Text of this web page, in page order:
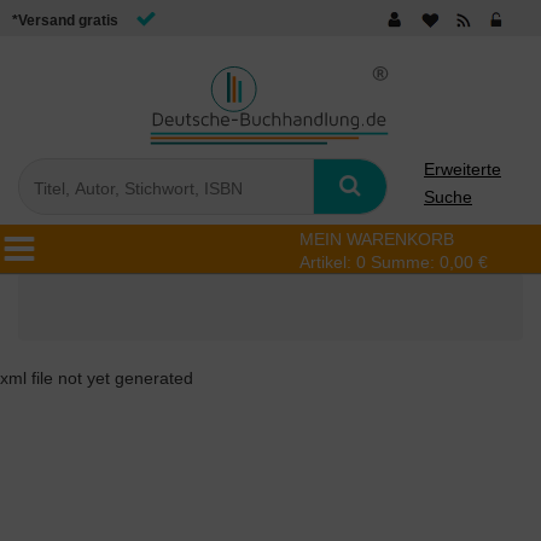
*Versand gratis
Erweiterte
Suche
MEIN WARENKORB
Artikel: 0 Summe: 0,00 €
xml file not yet generated